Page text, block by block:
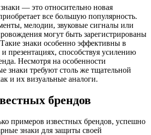
— это относительно новая
все большую популярность.
мелодии, звуковые сигналы или
могут быть зарегистрированы
знаки особенно эффективны в
презентациях, способствуя усилению
Несмотря на особенности
знаки требуют столь же тщательной
и их визуальные аналоги.
брендов
примеров известных брендов, успешно
знаки для защиты своей